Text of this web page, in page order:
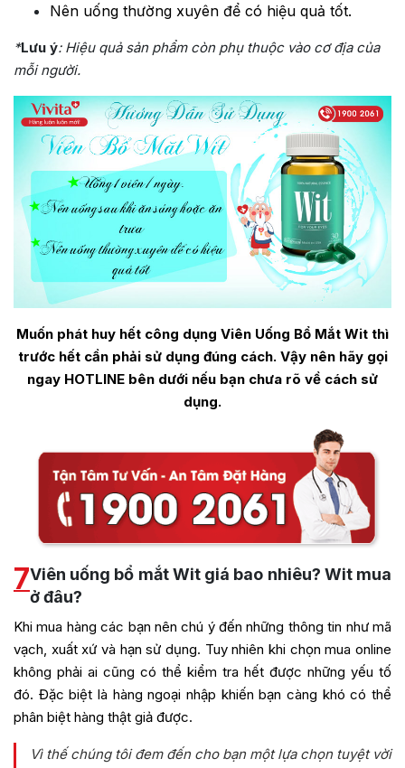
Nên uống thường xuyên để có hiệu quả tốt.
*Lưu ý: Hiệu quả sản phẩm còn phụ thuộc vào cơ địa của
mỗi người.
Muốn phát huy hết công dụng Viên Uống Bổ Mắt Wit thì
trước hết cần phải sử dụng đúng cách. Vậy nên hãy gọi
ngay HOTLINE bên dưới nếu bạn chưa rõ về cách sử
dụng.
7Viên uống bổ mắt Wit giá bao nhiêu? Wit mua
ở đâu?
Khi mua hàng các bạn nên chú ý đến những thông tin như mã
vạch, xuất xứ và hạn sử dụng. Tuy nhiên khi chọn mua online
không phải ai cũng có thể kiểm tra hết được những yếu tố
đó. Đặc biệt là hàng ngoại nhập khiến bạn càng khó có thể
phân biệt hàng thật giả được.
Vì thế chúng tôi đem đến cho bạn một lựa chọn tuyệt vời